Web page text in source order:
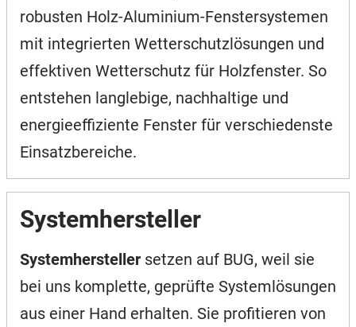
robusten Holz-Aluminium-Fenstersystemen
mit integrierten Wetterschutzlösungen und
effektiven Wetterschutz für Holzfenster. So
entstehen langlebige, nachhaltige und
energieeffiziente Fenster für verschiedenste
Einsatzbereiche.
Systemhersteller
Systemhersteller setzen auf BUG, weil sie
bei uns komplette, geprüfte Systemlösungen
aus einer Hand erhalten. Sie profitieren von